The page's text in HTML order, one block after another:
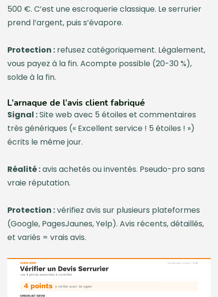
500 €. C’est une escroquerie classique. Le serrurier
prend l’argent, puis s’évapore.
Protection : refusez catégoriquement. Légalement,
vous payez à la fin. Acompte possible (20-30 %),
solde à la fin.
L’arnaque de l’avis client fabriqué
Signal :Site web avec 5 étoiles et commentaires
très génériques (« Excellent service ! 5 étoiles ! »)
écrits le même jour.
Réalité :avis achetés ou inventés. Pseudo-pro sans
vraie réputation.
Protection :vérifiez avis sur plusieurs plateformes
(Google, PagesJaunes, Yelp). Avis récents, détaillés,
et variés = vrais avis.